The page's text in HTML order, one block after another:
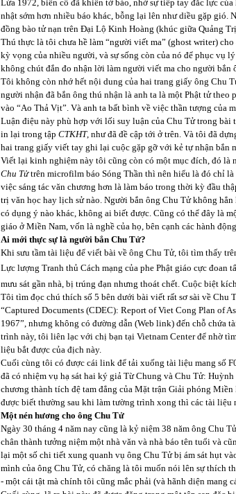
Lửa 1972, biến cố đã khiến tờ báo, nhờ sự tiếp tay đắc lực
nhật sớm hơn nhiều báo khác, bỗng lại lên như diều gặp gió.
đồng bào tử nạn trên Đại Lộ Kinh Hoàng (khúc giữa Quảng
Thú thực là tôi chưa hề làm “người viết ma” (ghost writer)
kỳ vọng của nhiều người, và sự sống còn của nó để phục vụ
không chút đắn đo nhận lời làm người viết ma cho người bắn
Tôi không còn nhớ hết nội dung của hai trang giấy ông Chu
người nhận đã bắn ông thú nhận là anh ta là một Phật tử
vào “Ao Thả Vịt”. Và anh ta bất bình về việc thần tượng
Luận điệu này phù hợp với lối suy luận của Chu Tử trong bài
in lại trong tập CTKHT, như đã đề cập tới ở trên. Và tôi đã
hai trang giấy viết tay ghi lại cuộc gặp gỡ với kẻ tự nhận
Viết lại kinh nghiệm này tôi cũng còn có một mục đích, đó
Chu Tửtrên microfilm báo Sóng Thần thì nên hiểu là đó chỉ
việc sáng tác văn chương hơn là làm báo trong thời kỳ đầu
trị văn học hay lịch sử nào. Người bắn ông Chu Tử không
có dụng ý nào khác, không ai biết được. Cũng có thể đây là
giáo ở Miền Nam, vốn là nghề của họ, bên cạnh các hành
Ai mới thực sự là người bắn Chu Tử?
Khi sưu tầm tài liệu để viết bài về ông Chu Tử, tôi tìm thấy
Lực lượng Tranh thủ Cách mạng của phe Phật giáo cực đoan
mưu sát gần nhà, bị trúng đạn nhưng thoát chết. Cuộc biệt
Tôi tìm đọc chú thích số 5 bên dưới bài viết rất sơ sài về
“Captured Documents (CDEC): Report of Viet Cong Plan of
1967”, nhưng không có đường dẫn (Web link) đến chỗ chứa
trình này, tôi liên lạc với chị bạn tại Vietnam Center để nhờ
liệu bắt được của địch này.
Cuối cùng tôi có được cái link để tải xuống tài liệu mang số
đã có nhiệm vụ hạ sát hai ký giả Từ Chung và Chu Tử:
chương thành tích đệ tam đẳng của Mặt trận Giải phóng
được biết thường sau khi làm tường trình xong thì các tài
Một nén hương cho ông Chu Tử
Ngày 30 tháng 4 năm nay cũng là kỷ niệm 38 năm ông Chu
chân thành tưởng niệm một nhà văn và nhà báo tên tuổi và
lại một số chi tiết xung quanh vụ ông Chu Tử bị ám sát hụt
mình của ông Chu Tử, có chăng là tôi muốn nói lên sự thích
- một cái tật mà chính tôi cũng mắc phải (và hãnh diện mang